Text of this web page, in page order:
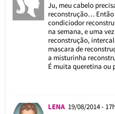
Ju, meu cabelo
reconstrução… Então
condiciodor
na semana, e uma
reconstrução,
mascara de
a misturinha
É muita queretina ou
LENA 19/08/2014 -